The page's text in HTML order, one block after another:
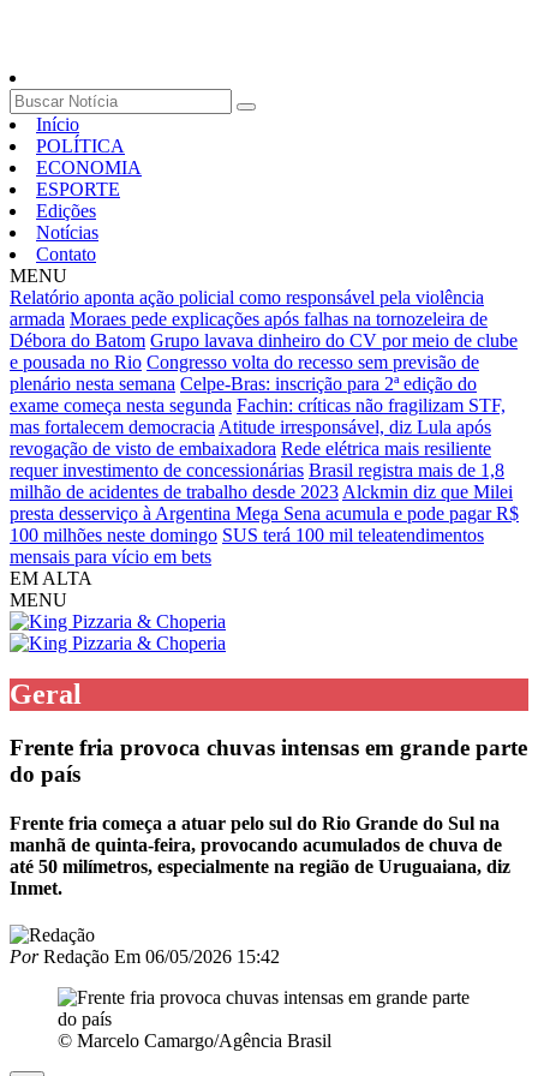
Início
POLÍTICA
ECONOMIA
ESPORTE
Edições
Notícias
Contato
MENU
Relatório aponta ação policial como responsável pela violência
armada Moraes pede explicações após falhas na tornozeleira de
Débora do Batom Grupo lavava dinheiro do CV por meio de clube
e pousada no Rio Congresso volta do recesso sem previsão de
plenário nesta semana Celpe-Bras: inscrição para 2ª edição do
exame começa nesta segunda Fachin: críticas não fragilizam STF,
mas fortalecem democracia Atitude irresponsável, diz Lula após
revogação de visto de embaixadora Rede elétrica mais resiliente
requer investimento de concessionárias Brasil registra mais de 1,8
milhão de acidentes de trabalho desde 2023 Alckmin diz que Milei
presta desserviço à Argentina Mega Sena acumula e pode pagar R$
100 milhões neste domingo SUS terá 100 mil teleatendimentos
mensais para vício em bets
EM ALTA
MENU
Geral
Frente fria provoca chuvas intensas em grande parte
do país
Frente fria começa a atuar pelo sul do Rio Grande do Sul na
manhã de quinta-feira, provocando acumulados de chuva de
até 50 milímetros, especialmente na região de Uruguaiana, diz
Inmet.
PorRedação Em 06/05/2026 15:42
© Marcelo Camargo/Agência Brasil